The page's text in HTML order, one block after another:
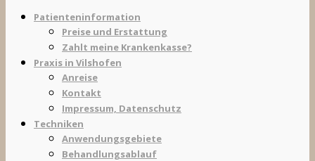
Patienteninformation
Preise und Erstattung
Zahlt meine Krankenkasse?
Praxis in Vilshofen
Anreise
Kontakt
Impressum, Datenschutz
Techniken
Anwendungsgebiete
Behandlungsablauf